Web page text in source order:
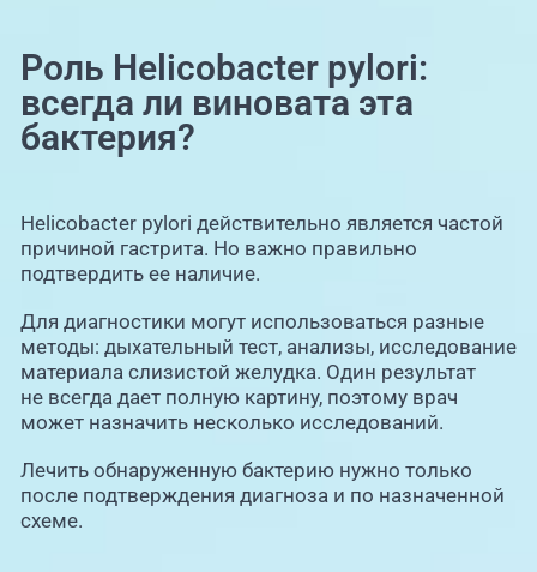
Роль Helicobacter pylori:
всегда ли виновата эта
бактерия?
Helicobacter pylori действительно является частой
причиной гастрита. Но важно правильно
подтвердить ее наличие.
Для диагностики могут использоваться разные
методы: дыхательный тест, анализы, исследование
материала слизистой желудка. Один результат
не всегда дает полную картину, поэтому врач
может назначить несколько исследований.
Лечить обнаруженную бактерию нужно только
после подтверждения диагноза и по назначенной
схеме.